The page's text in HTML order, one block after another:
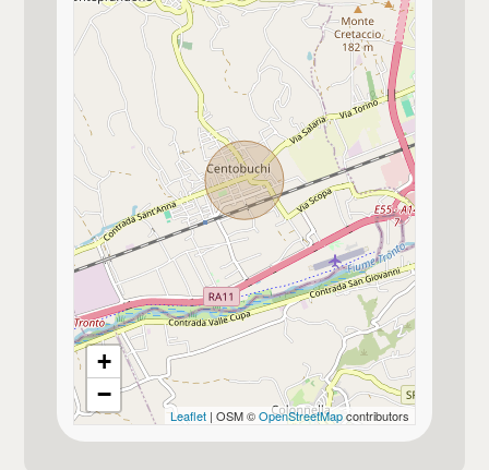
+
−
Leaflet| OSM ©OpenStreetMapcontributors
Posto auto/Box
Balcone/Terrazzo
Ascensore
Arredato
Nuova costruzione
Lusso